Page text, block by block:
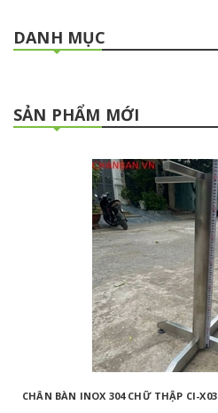
DANH MỤC
SẢN PHẨM MỚI
CHÂN BÀN INOX 304 CHỮ THẬP CI-X03